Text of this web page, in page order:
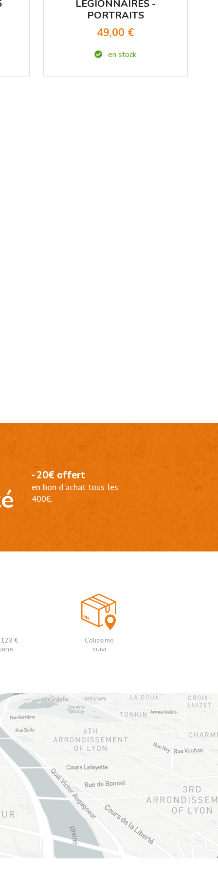
LÉGIONNAIRES -
PORTRAITS
49,00 €
en stock
- 20€ offert
en bon d'achat tous les
400€.
€
Colissimo
suivi